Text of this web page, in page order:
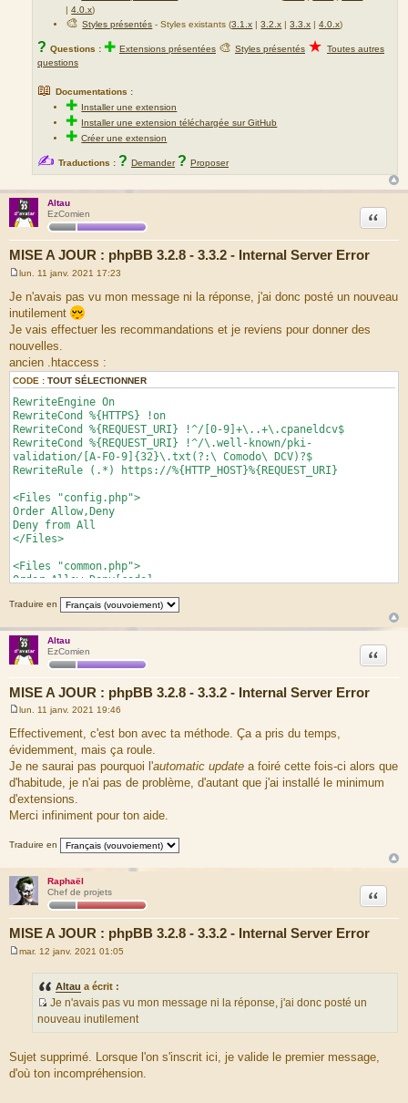
|4.0.x)
🎨Styles présentés - Styles existants (3.1.x |3.2.x |3.3.x |4.0.x)
? Questions : ✚ Extensions présentées 🎨 Styles présentés ★ Toutes autres
questions
📖 Documentations :
✚ Installer une extension
✚ Installer une extension téléchargée sur GitHub
✚Créer une extension
✍ Traductions : ? Demander ? Proposer
Altau
EzComien
MISE A JOUR : phpBB 3.2.8 - 3.3.2 - Internal Server Error
Citation
s
s
g
e
lun. 11 janv. 2021 17:23
Je n'avais pas vu mon message ni la réponse, j'ai donc posté un nouveau
inutilement
Je vais effectuer les recommandations et je reviens pour donner des
nouvelles.
ancien .htaccess :
CODE : TOUT SÉLECTIONNER
RewriteEngine On
RewriteCond %{HTTPS} !on
RewriteCond %{REQUEST_URI} !^/[0-9]+\..+\.cpaneldcv$
RewriteCond %{REQUEST_URI} !^/\.well-known/pki-
validation/[A-F0-9]{32}\.txt(?:\ Comodo\ DCV)?$
RewriteRule (.*) https://%{HTTP_HOST}%{REQUEST_URI}
<Files "config.php">
Order Allow,Deny
Deny from All
</Files>
<Files "common.php">
Order Allow,Deny[code]
</Files>
nouveau .htaccess :[code]RewriteEngine On
RewriteCond %{HTTPS} !on
RewriteCond %{REQUEST_URI} !^/[0-9]+\..+\.cpaneldcv$
RewriteCond %{REQUEST_URI} !^/\.well-known/pki-
validation/[A-F0-9]{32}\.txt(?:\ Comodo\ DCV)?$
RewriteRule (.*) https://%{HTTP_HOST}%{REQUEST_URI}
RewriteCond %{REQUEST_FILENAME} !-f
RewriteCond %{REQUEST_FILENAME} !-d
RewriteRule ^(.*)$ app.php [QSA,L]
</IfModule><IfModule mod_negotiation.c>
Options -MultiViews
<IfModule mod_version.c>
<IfVersion < 2.4>
>>>>>>> NEW_FILE
<Files "config.php">
Order Allow,Deny
Deny from All
</Files>
<Files "common.php">
</Files>
Traduire en
Altau
EzComien
MISE A JOUR : phpBB 3.2.8 - 3.3.2 - Internal Server Error
Citation
e
s
s
a
g
e
lun. 11 janv. 2021 19:46
Effectivement, c'est bon avec ta méthode. Ça a pris du temps,
évidemment, mais ça roule.
Je ne saurai pas pourquoi l'automatic update a foiré cette fois-ci alors que
d'habitude, je n'ai pas de problème, d'autant que j'ai installé le minimum
d'extensions.
Merci infiniment pour ton aide.
Traduire en
Raphaël
Chef de projets
MISE A JOUR : phpBB 3.2.8 - 3.3.2 - Internal Server Error
Citation
mar. 12 janv. 2021 01:05
Altau a écrit :
S
r
c
Je n'avais pas vu mon message ni la réponse, j'ai donc posté un
nouveau inutilement
Sujet supprimé. Lorsque l'on s'inscrit ici, je valide le premier message,
d'où ton incompréhension.